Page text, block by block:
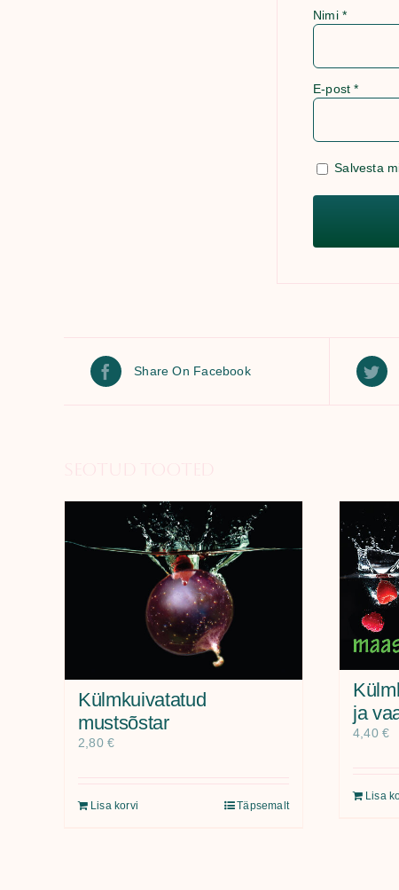
Nimi*
E-post*
Salvesta
Share On Facebook
Seotud tooted
Külmkuivatatud
mustsõstar
2,80€
Lisa korvi Täpsemalt
ja
4,40€
Lisa